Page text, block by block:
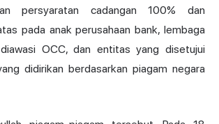
persyaratan cadangan 100% dan
pada anak perusahaan bank, lembaga
OCC, dan entitas yang disetujui
didirikan berdasarkan piagam negara